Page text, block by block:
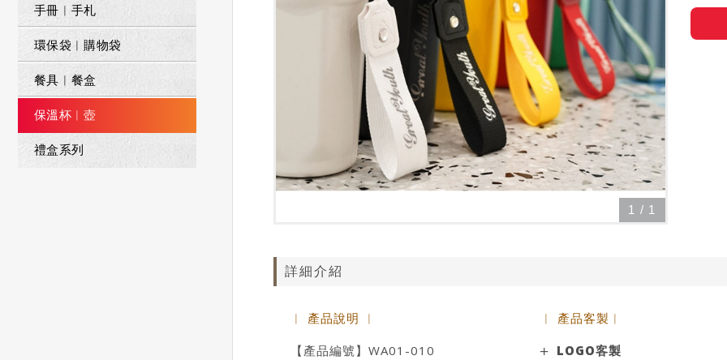
手冊︱手札
環保袋︱購物袋
餐具︱餐盒
保溫杯︱壺
禮盒系列
1 / 1
詳細介紹
︱ 產品說明 ︱
【產品編號】WA01-010
︱ 產品客製︱
LOGO客製